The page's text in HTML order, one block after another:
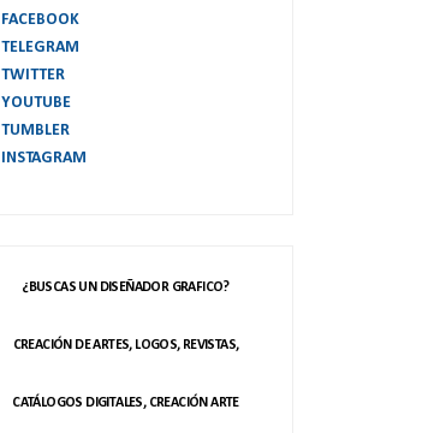
FACEBOOK
TELEGRAM
TWITTER
YOUTUBE
TUMBLER
INSTAGRAM
¿BUSCAS UN DISEÑADOR GRAFICO?
CREACIÓN DE ARTES, LOGOS, REVISTAS,
CATÁLOGOS DIGITALES, CREACIÓN ARTE